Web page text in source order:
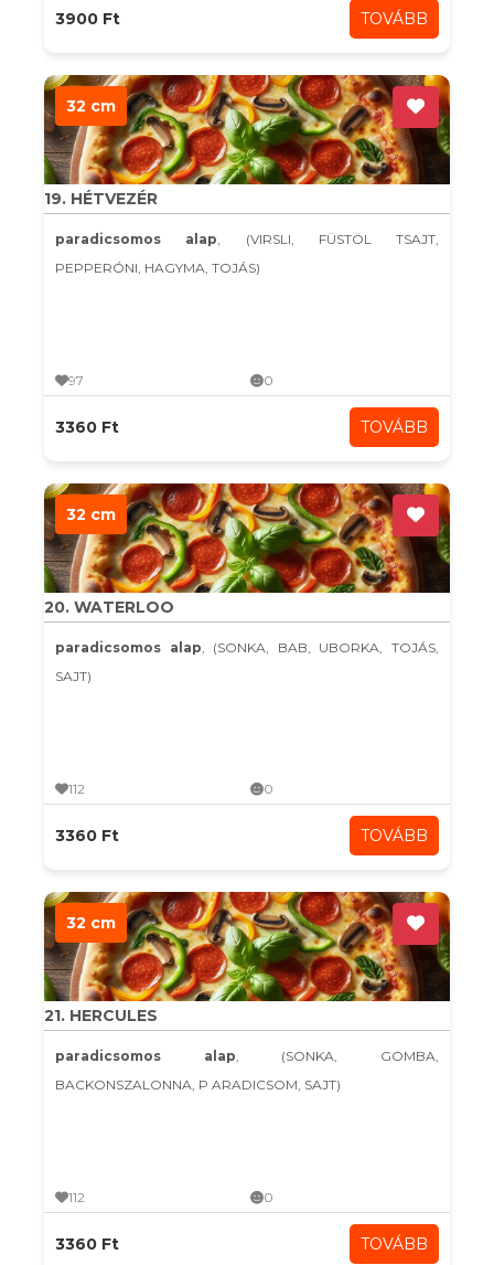
3900 Ft TOVÁBB
32 cm
19. HÉTVEZÉR
paradicsomos alap, (VIRSLI, FÜSTÖL TSAJT,
PEPPERÓNI, HAGYMA, TOJÁS)
97 0
3360 Ft TOVÁBB
32 cm
20. WATERLOO
paradicsomos alap, (SONKA, BAB, UBORKA, TOJÁS,
SAJT)
112 0
3360 Ft TOVÁBB
32 cm
21. HERCULES
paradicsomos alap, (SONKA, GOMBA,
BACKONSZALONNA, P ARADICSOM, SAJT)
112 0
3360 Ft TOVÁBB